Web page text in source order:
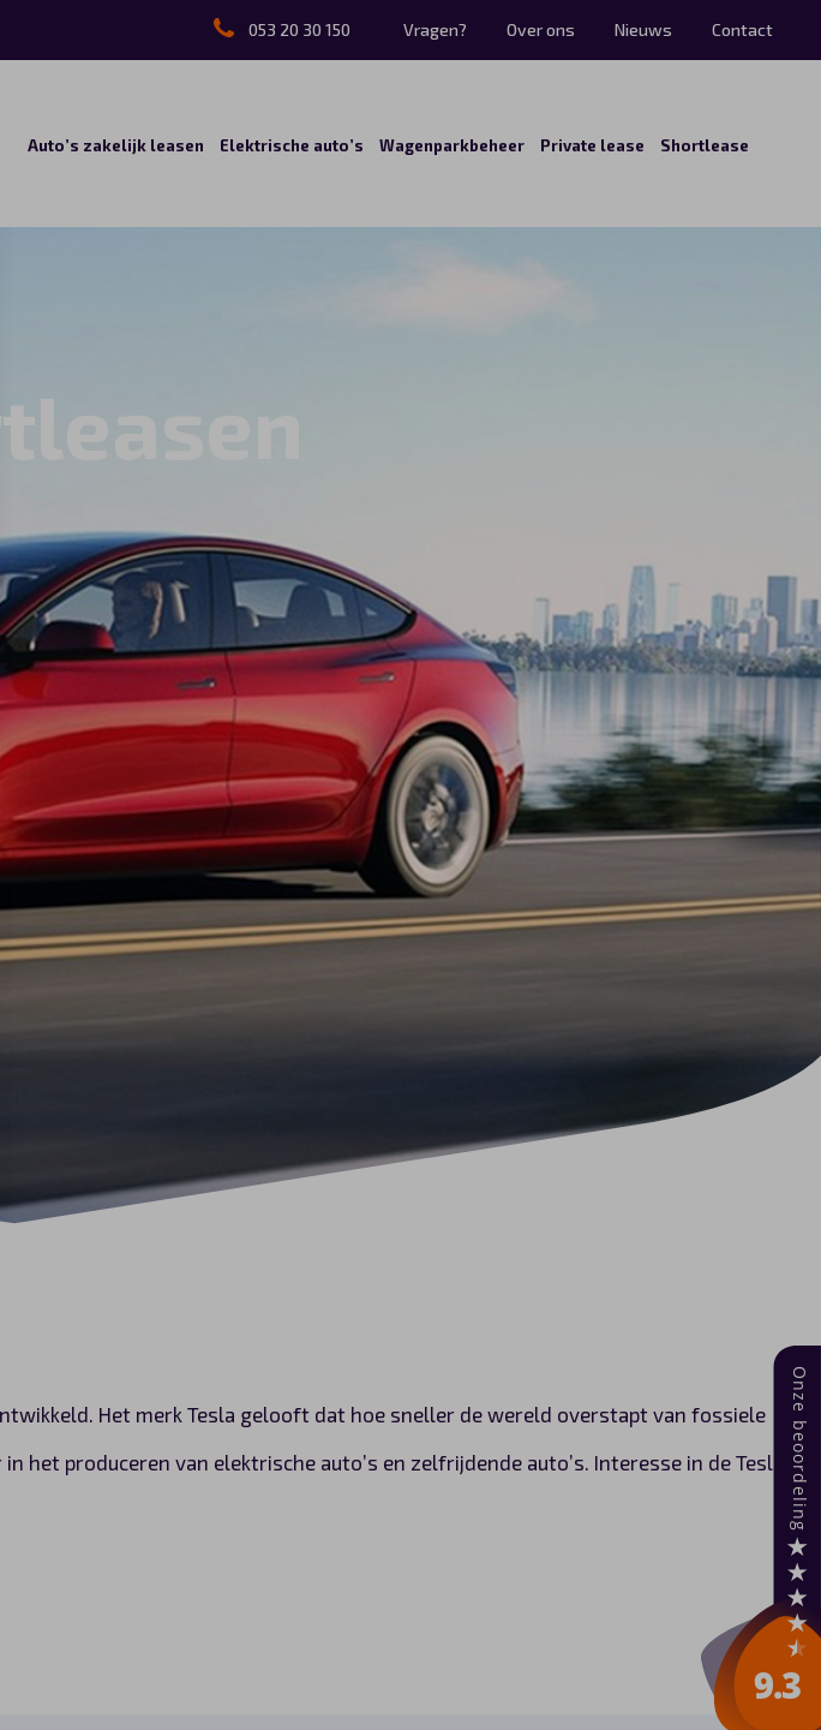
053 20 30 150 Vragen? Over ons Nieuws Contact
Auto’s zakelijk leasen Elektrische auto’s Wagenparkbeheer Private lease Shortlease
Het merk Tesla gelooft dat hoe sneller de wereld overstapt van fossiele
produceren van elektrische auto’s en zelfrijdende auto’s. Interesse in de Tesla